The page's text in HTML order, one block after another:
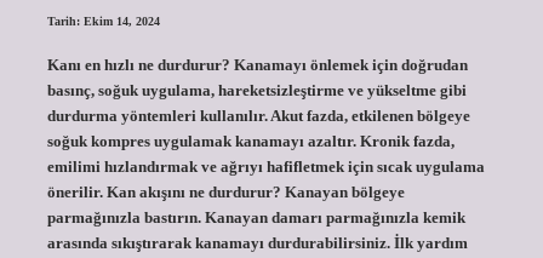
Tarih: Ekim 14, 2024
Kanı en hızlı ne durdurur? Kanamayı önlemek için doğrudan
basınç, soğuk uygulama, hareketsizleştirme ve yükseltme gibi
durdurma yöntemleri kullanılır. Akut fazda, etkilenen bölgeye
soğuk kompres uygulamak kanamayı azaltır. Kronik fazda,
emilimi hızlandırmak ve ağrıyı hafifletmek için sıcak uygulama
önerilir. Kan akışını ne durdurur? Kanayan bölgeye
parmağınızla bastırın. Kanayan damarı parmağınızla kemik
arasında sıkıştırarak kanamayı durdurabilirsiniz. İlk yardım